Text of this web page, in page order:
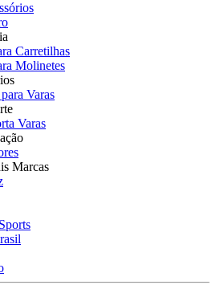
Carretilhas
Molinetes
Varas
Varas
Marcas